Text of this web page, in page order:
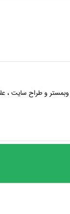
و طراح سایت ،